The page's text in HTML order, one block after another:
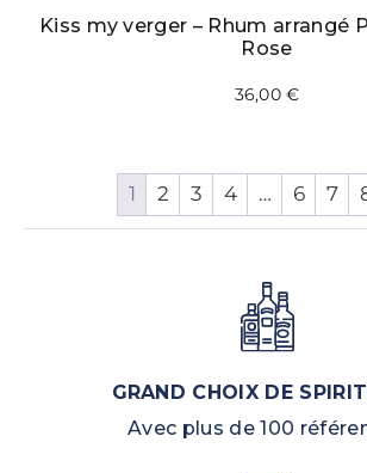
Kiss my verger – Rhum arrangé
Rose
36,00€
1 2 3 4 … 6 7
GRAND CHOIX DE
Avec plus de 100